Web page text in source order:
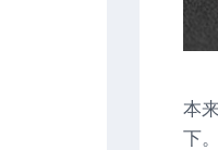
本
下